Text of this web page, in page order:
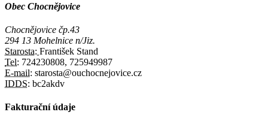
Obec Chocnějovice
Chocnějovice čp.43
294 13 Mohelnice n/Jiz.
Starosta: František Stand
Tel: 724230808, 725949987
E-mail: starosta@ouchocnejovice.cz
IDDS: bc2akdv
Fakturační údaje